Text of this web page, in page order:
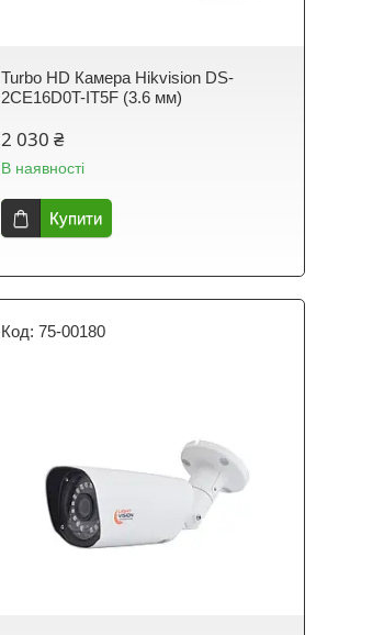
Turbo HD Камера Hikvision DS-
2CE16D0T-IT5F (3.6 мм)
2 030 ₴
В наявності
Купити
75-00180